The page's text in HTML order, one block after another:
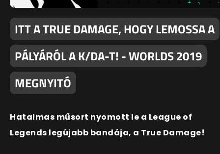
ITT A TRUE DAMAGE, HOGY LEMOSSA A
PÁLYÁRÓL A K/DA-T! - WORLDS 2019
MEGNYITÓ
Hatalmas műsort nyomott le a League of
Legends legújabb bandája, a True Damage!